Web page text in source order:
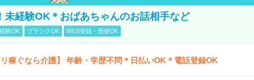
未経験OK＊おばあちゃんのお話相手など
験OK ブランクOK WEB登録・面接OK
リ稼ぐなら介護】 年齢・学歴不問＊日払いOK＊電話登録OK